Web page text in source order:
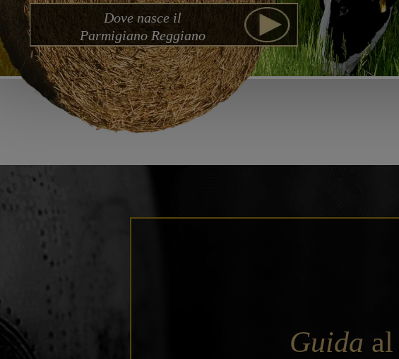
Dove nasce il
Parmigiano Reggiano
Guida al